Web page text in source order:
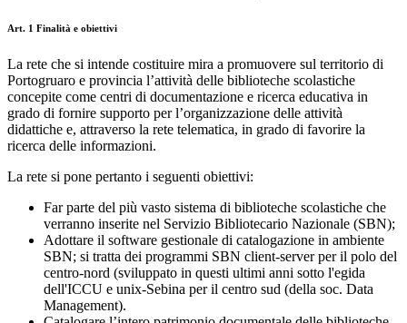
Art. 1 Finalità e obiettivi
La rete che si intende costituire mira a promuovere sul territorio di
Portogruaro e provincia l’attività delle biblioteche scolastiche
concepite come centri di documentazione e ricerca educativa in
grado di fornire supporto per l’organizzazione delle attività
didattiche e, attraverso la rete telematica, in grado di favorire la
ricerca delle informazioni.
La rete si pone pertanto i seguenti obiettivi:
Far parte del più vasto sistema di biblioteche scolastiche che
verranno inserite nel Servizio Bibliotecario Nazionale (SBN);
Adottare il software gestionale di catalogazione in ambiente
SBN; si tratta dei programmi SBN client-server per il polo del
centro-nord (sviluppato in questi ultimi anni sotto l'egida
dell'ICCU e unix-Sebina per il centro sud (della soc. Data
Management).